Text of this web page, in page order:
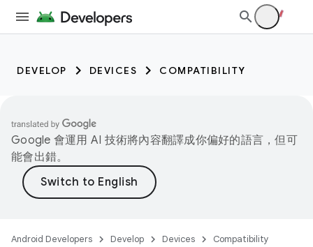
DEVELOP DEVICES COMPATIBILITY
Google 會運用 AI 技術將內容翻譯成你偏好的語言，但可
能會出錯。
Android Developers Develop Devices Compatibility